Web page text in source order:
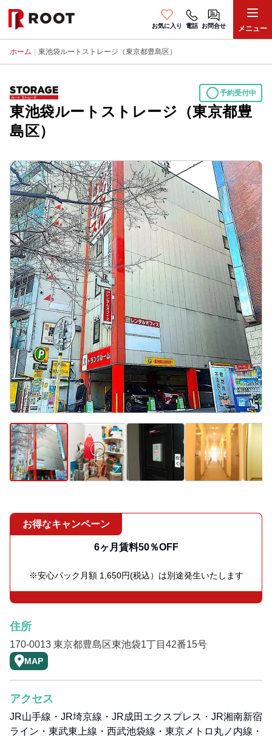
お気に入り 電話 お問合せ メニュー
ホーム 東池袋ルートストレージ（東京都豊島区）
circle予約受付中
東池袋ルートストレージ（東京都豊
島区）
お得なキャンペーン
6ヶ月賃料50％OFF
※安心パック月額 1,650円(税込）は別途発生いたします
住所
170-0013 東京都豊島区東池袋1丁目42番15号
MAP
アクセス
JR山手線・JR埼京線・JR成田エクスプレス・JR湘南新宿
ライン・東武東上線・西武池袋線・東京メトロ丸ノ内線・